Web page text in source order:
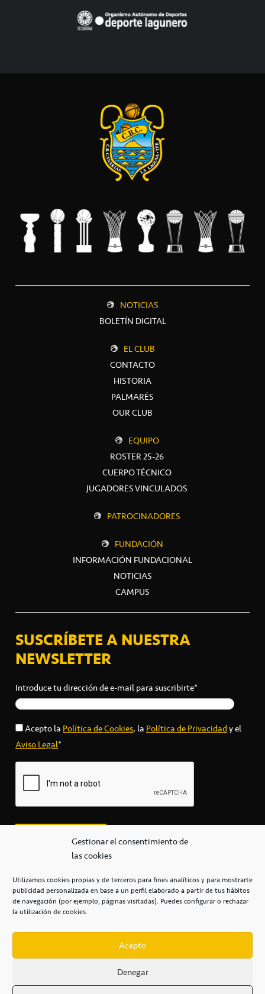
Gestionar el consentimiento de
las cookies
Utilizamos cookies propias y de terceros para fines analíticos y para mostrarte
publicidad personalizada en base a un perfil elaborado a partir de tus hábitos
de navegación (por ejemplo, páginas visitadas). Puedes configurar o rechazar
la utilización de cookies.
Acepto
Denegar
NOTICIAS
BOLETÍN DIGITAL
EL CLUB
CONTACTO
HISTORIA
PALMARÉS
OUR CLUB
EQUIPO
ROSTER 25-26
CUERPO TÉCNICO
JUGADORES VINCULADOS
PATROCINADORES
FUNDACIÓN
INFORMACIÓN FUNDACIONAL
NOTICIAS
CAMPUS
SUSCRÍBETE A NUESTRA
NEWSLETTER
Introduce tu dirección de e-mail para suscribirte*
Acepto laPolítica de Cookies, laPolítica de Privacidady el
Aviso Legal*
secretaria@cbcanarias.es
+34 922 253 684
Casa del Deporte / 38108 – La Laguna
POLÍTICA DE PRIVACIDAD / POLÍTICA DE COOKIES /